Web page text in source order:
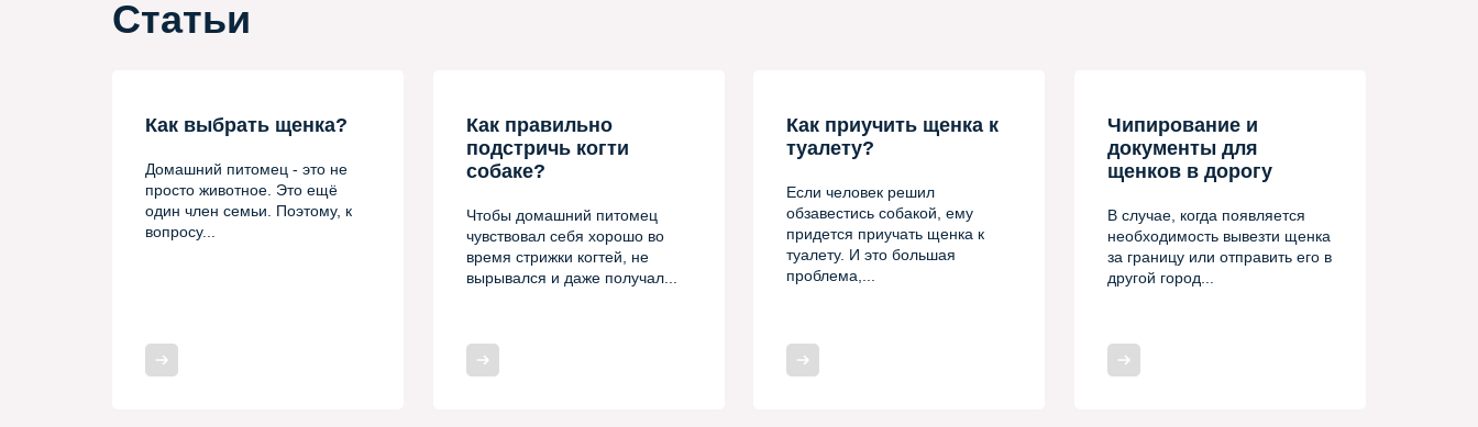
Статьи
Как выбрать щенка?
Домашний питомец - это не
просто животное. Это ещё
один член семьи. Поэтому, к
вопросу...
Как правильно
подстричь когти
собаке?
Чтобы домашний питомец
чувствовал себя хорошо во
время стрижки когтей, не
вырывался и даже получал...
Как приучить щенка к
туалету?
Если человек решил
обзавестись собакой, ему
придется приучать щенка к
туалету. И это большая
проблема,...
Чипирование и
документы для
щенков в дорогу
В случае, когда появляется
необходимость вывезти щенка
за границу или отправить его в
другой город...